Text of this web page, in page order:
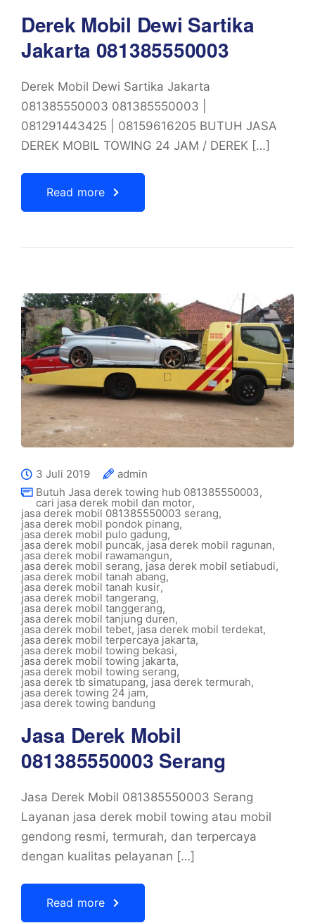
Derek Mobil Dewi Sartika
Jakarta 081385550003
Derek Mobil Dewi Sartika Jakarta
081385550003 081385550003 |
081291443425 | 08159616205 BUTUH JASA
DEREK MOBIL TOWING 24 JAM / DEREK […]
Read more
3 Juli 2019
admin
Butuh Jasa derek towing hub 081385550003,
cari jasa derek mobil dan motor,
jasa derek mobil 081385550003 serang,
jasa derek mobil pondok pinang,
jasa derek mobil pulo gadung,
jasa derek mobil puncak, jasa derek mobil ragunan,
jasa derek mobil rawamangun,
jasa derek mobil serang, jasa derek mobil setiabudi,
jasa derek mobil tanah abang,
jasa derek mobil tanah kusir,
jasa derek mobil tangerang,
jasa derek mobil tanggerang,
jasa derek mobil tanjung duren,
jasa derek mobil tebet, jasa derek mobil terdekat,
jasa derek mobil terpercaya jakarta,
jasa derek mobil towing bekasi,
jasa derek mobil towing jakarta,
jasa derek mobil towing serang,
jasa derek tb simatupang, jasa derek termurah,
jasa derek towing 24 jam,
jasa derek towing bandung
Jasa Derek Mobil
081385550003 Serang
Jasa Derek Mobil 081385550003 Serang
Layanan jasa derek mobil towing atau mobil
gendong resmi, termurah, dan terpercaya
dengan kualitas pelayanan […]
Read more